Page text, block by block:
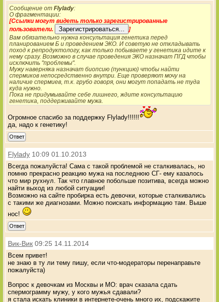
Сообщение отFlylady:
О фрагментации:
[Ссылки могут видеть только зарегистрированные
пользователи.
]
Вам обязательно нужна консультация генетика перед
планированием Б и проведением ЭКО. И советую не откладывать
поход к репродуктологу, как только побываете у генетика идите к
нему сразу. Возможно в случае проведения ЭКО назначат ПГД чтобы
исключить "проблемы".
Мужу наверняка назначат биопсию (пункцию) чтобы найти
спермиков непосредственно внутри. Еще проверяют мочу на
наличие спермиев, т.к. грубо говоря, они могут попадать не туда
куда нужно.
Пока не придумывайте себе лишнего, ждите консультацию
генетика, поддерживайте мужа.
Огромное спасибо за поддержку Flylady!!!!!!
да, надо к генетику!
Ответ
Flylady 10:09 01.10.2013
Всегда пожалуйста! Сама с такой проблемой не сталкивалась, но
помню прекрасно реакцию мужа на последнюю СГ- ему казалось
что мир рухнул. Так что главное побольше позитива, всегда можно
найти выход из любой ситуации!
Возможно на сайте пробирка есть девочки, которые сталкивались
с такими же диагнозами. Можно поискать информацию там. Выше
нос!
Ответ
Вик-Вик 09:25 14.11.2014
Всем привет!
не знаю в ту ли тему пишу, если что-модераторы перенаправьте
пожалуйста)
Вопрос к девочкам из Москвы и МО: врач сказала сдать
спермограмму мужу, у кого мужья сдавали?
я стала искать клиники в интернете-очень много их, подскажите